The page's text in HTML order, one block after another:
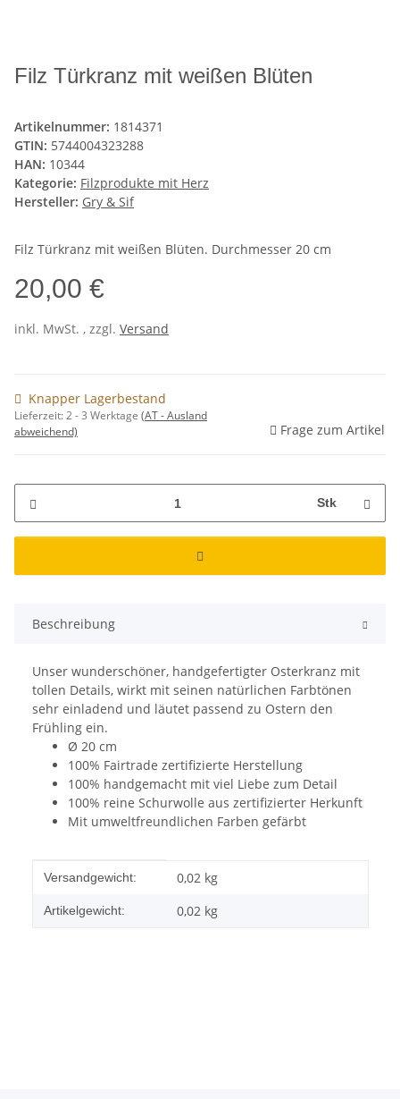
Filz Türkranz mit weißen Blüten
Artikelnummer: 1814371
GTIN: 5744004323288
HAN: 10344
Kategorie: Filzprodukte mit Herz
Hersteller: Gry & Sif
Filz Türkranz mit weißen Blüten. Durchmesser 20 cm
20,00 €
inkl. MwSt. , zzgl. Versand
Knapper Lagerbestand
Lieferzeit:2 - 3 Werktage (AT - Ausland
abweichend)
Frage zum Artikel
Stk
Beschreibung
Unser wunderschöner, handgefertigter Osterkranz mit
tollen Details, wirkt mit seinen natürlichen Farbtönen
sehr einladend und läutet passend zu Ostern den
Frühling ein.
Ø 20 cm
100% Fairtrade zertifizierte Herstellung
100% handgemacht mit viel Liebe zum Detail
100% reine Schurwolle aus zertifizierter Herkunft
Mit umweltfreundlichen Farben gefärbt
Produkteigenschaft
Wert
Versandgewicht: 0,02 kg
Artikelgewicht: 0,02 kg